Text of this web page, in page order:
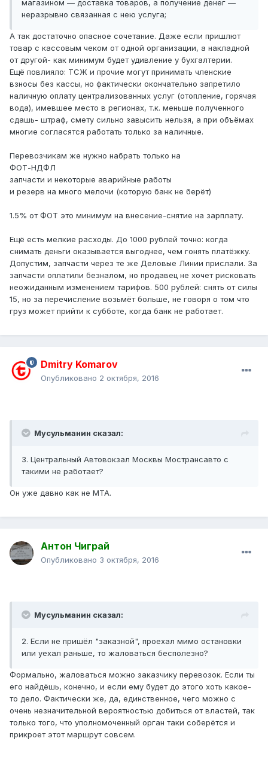
магазином — доставка товаров, а получение денег —
неразрывно связанная с нею услуга;
А так достаточно опасное сочетание. Даже если пришлют
товар с кассовым чеком от одной организации, а накладной
от другой- как минимум будет удивление у бухгалтерии.
Ещё повлияло: ТСЖ и прочие могут принимать членские
взносы без кассы, но фактически окончательно запретило
наличную оплату централизованных услуг (отопление, горячая
вода), имевшее место в регионах, т.к. меньше полученного
сдашь- штраф, смету сильно завысить нельзя, а при объёмах
многие согласятся работать только за наличные.
Перевозчикам же нужно набрать только на
ФОТ-НДФЛ
запчасти и некоторые аварийные работы
и резерв на много мелочи (которую банк не берёт)
1.5% от ФОТ это минимум на внесение-снятие на зарплату.
Ещё есть мелкие расходы. До 1000 рублей точно: когда
снимать деньги оказывается выгоднее, чем гонять платёжку.
Допустим, запчасти через те же Деловые Линии прислали. За
запчасти оплатили безналом, но продавец не хочет рисковать
неожиданным изменением тарифов. 500 рублей: снять от силы
15, но за перечисление возьмёт больше, не говоря о том что
груз может прийти к субботе, когда банк не работает.
Dmitry Komarov
Опубликовано 2 октября, 2016
Мусульманин сказал:
3. Центральный Автовокзал Москвы Мострансавто с
такими не работает?
Он уже давно как не МТА.
Антон Чиграй
Опубликовано 3 октября, 2016
Мусульманин сказал:
2. Если не пришёл "заказной", проехал мимо остановки
или уехал раньше, то жаловаться бесполезно?
Формально, жаловаться можно заказчику перевозок. Если ты
его найдёшь, конечно, и если ему будет до этого хоть какое-
то дело. Фактически же, да, единственное, чего можно с
очень незначительной вероятностью добиться от властей, так
только того, что уполномоченный орган таки соберётся и
прикроет этот маршрут совсем.